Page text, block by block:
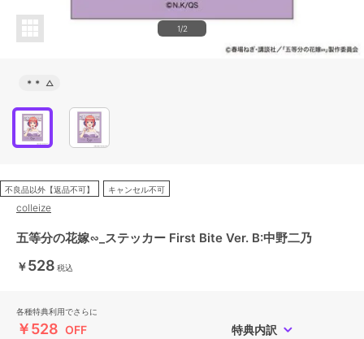
1/2
＊＊ △
不良品以外【返品不可】 キャンセル不可
colleize
五等分の花嫁∽_ステッカー First Bite Ver. B:中野二乃
￥528 税込
各種特典利用でさらに
￥528 OFF 特典内訳